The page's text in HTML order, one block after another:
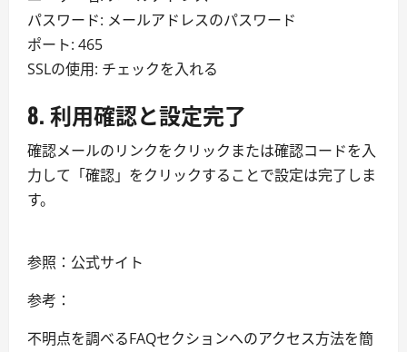
パスワード: メールアドレスのパスワード
ポート: 465
SSLの使用: チェックを入れる
8. 利用確認と設定完了
確認メールのリンクをクリックまたは確認コードを入
力して「確認」をクリックすることで設定は完了しま
す。
参照：公式サイト
参考：
不明点を調べるFAQセクションへのアクセス方法を簡